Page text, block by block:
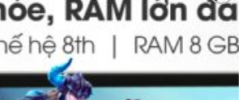
Add to